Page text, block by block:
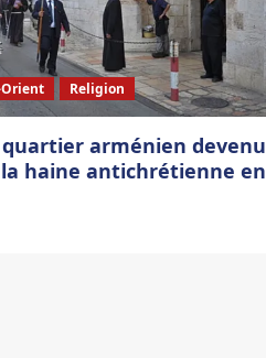
Orient Religion
quartier arménien devenu
la haine antichrétienne en